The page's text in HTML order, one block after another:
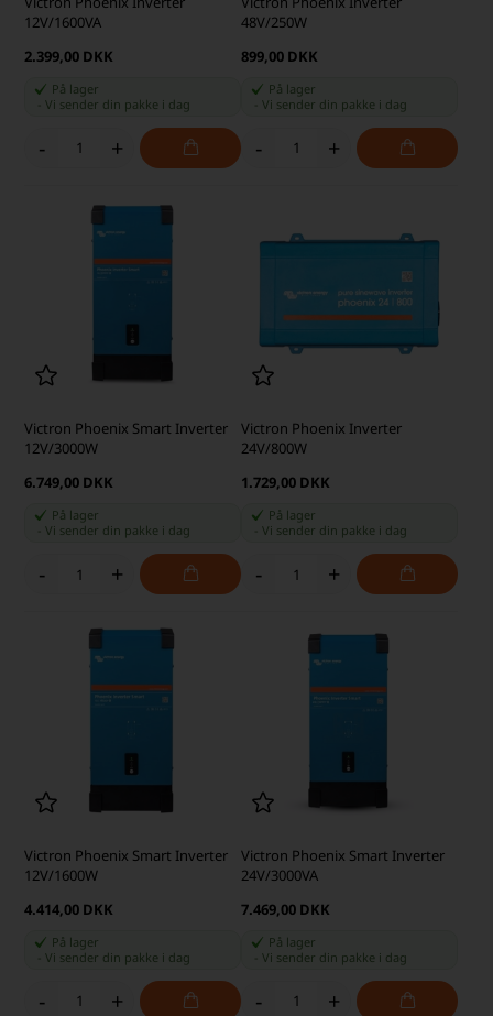
12V/1600VA
2.399,00 DKK
På lager
-Vi sender din pakke i dag
- +
48V/250W
899,00 DKK
På lager
Vi sender din pakke i dag
- +
Victron Phoenix Smart Inverter
12V/3000W
6.749,00 DKK
På lager
-Vi sender din pakke i dag
- +
Victron Phoenix Inverter
24V/800W
1.729,00 DKK
På lager
Vi sender din pakke i dag
- +
Victron Phoenix Smart Inverter
12V/1600W
4.414,00 DKK
På lager
-Vi sender din pakke i dag
- +
Victron Phoenix Smart Inverter
24V/3000VA
7.469,00 DKK
På lager
Vi sender din pakke i dag
- +